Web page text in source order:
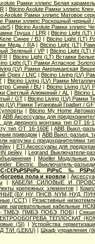
Рамки эллипс Белая
| Bticino Axolute Рамки эллипс Клен
Axolute Рамки эллипс Матовое
Рамки эллипс Роскошный черный /
|Bticino Axolute Рамки эллипс
Груша / LPR|Bticino Light (LT)
Синее / BJ |Bticino Light (LT)
Медь / RA| Bticino Light (LT)
Зеленый / VP| Bticino Light (LT)
| Bticino Light (LT) Вставки
Light (LT) Рамки Атласное
(LV) Рамки Американская
Орех / LNC|Bticino Living (LV)
| Bticino Living (LV) Рамки
Синий / BU |Bticino Living (LV)
Светлый Алюминий / AL | Bticino
/ GT| Bticino Living (LV) Рамки
(LV) Рамки Титановый Графит /
|Bticino My Home
| ABB Аксессуары для
для дверного монтажа тип OT 16-
тип OT 16-160E|ABB Выкл.-
приводом | ABB Выкл.-разъед.
нагрузки с предохранителями
| ETI Аксессуары для
рейку |Legrand Выключатели-
| Moeller Модульные
Electric Выключатель-
пола и кровли |
| КАБЕЛИ СИЛОВЫЕ И
крепежных элементов|
(БУ, НУ, ПНСВ, NYM, НУД,
(ССТ) |Резистивные
нагревательные кабельные
ТМБЭ, ПМБЭ, ПОБЭ, ПОБ) |
ТЕПЛОСКАТ
(SI) |Устройства
Т/И (LEK/U) |Шкаф управления